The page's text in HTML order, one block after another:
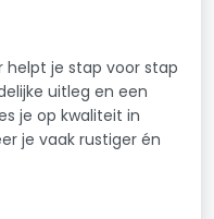
helpt je stap voor stap
uitleg en een
je op kwaliteit in
je vaak rustiger én